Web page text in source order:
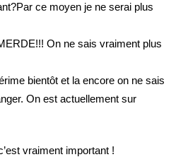
ce moyen je ne serai plus
On ne sais vraiment plus
bientôt et la encore on ne sais
On est actuellement sur
vraiment important !